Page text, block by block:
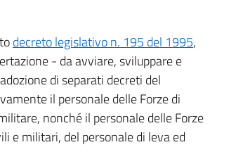
decreto legislativo n. 195 del 1995,
- da avviare, sviluppare e
di separati decreti del
il personale delle Forze di
nonché il personale delle Forze
e militari, del personale di leva ed